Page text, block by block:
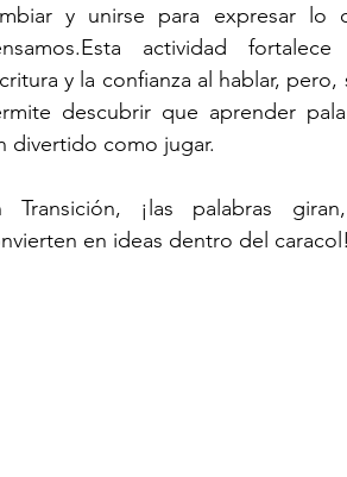
y unirse para expresar lo
actividad
y la confianza al hablar,
descubrir que aprender
divertido como jugar.
Transición, ¡las palabras
en ideas dentro del